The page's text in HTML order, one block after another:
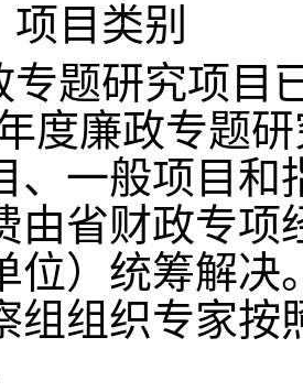
项目类别
专题研究项目
度廉政专题
、一般项目和
由省财政专
位）统筹解决
组组织专家按